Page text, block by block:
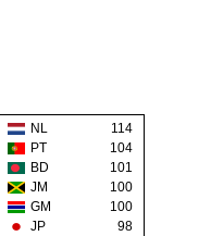
NL
114
PT
104
BD
101
JM
100
GM
100
JP
98